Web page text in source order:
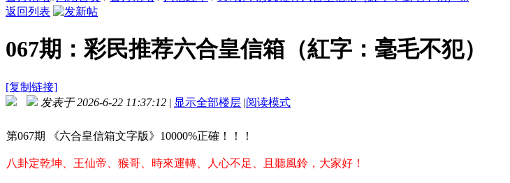
返回列表
067期：彩民推荐六合皇信箱（紅字：毫毛不犯）
[复制链接]
发表于 2026-6-22 11:37:12 | 显示全部楼层 |阅读模式
第067期 《六合皇信箱文字版》10000%正確！！！
八卦定乾坤、王仙帝、猴哥、時來運轉、人心不足、且聽風鈴，大家好！